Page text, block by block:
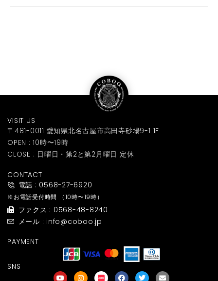
VISIT US
〒481-0011 愛知県北名古屋市高田寺砂場9-1 1F
OPEN : 10時〜19時
CLOSE : 日曜日・第2と第2月曜日 定休
CONTACT
電話 : 0568-27-6920
※お電話受付時間 （10時〜19時）
ファクス : 0568-48-8240
メール : info@coboo.jp
PAYMENT
SNS